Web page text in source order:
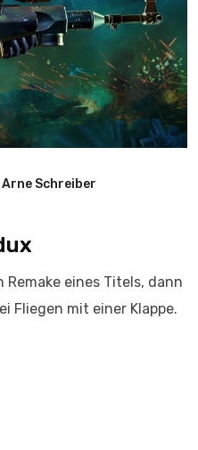
Arne Schreiber
eines Titels, dann
Fliegen mit einer Klappe.